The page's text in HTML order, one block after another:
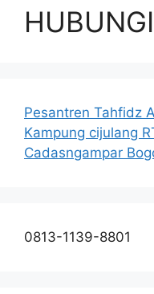
Pesantren Tahfidz
Kampung cijulang
Cadasngampar
0813-1139-8801